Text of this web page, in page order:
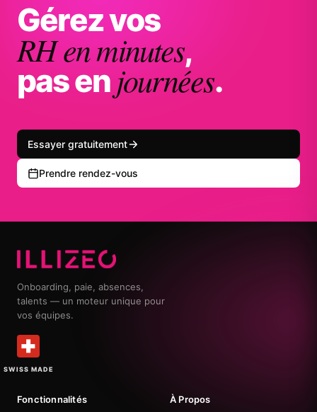
Gérez vos
RH en minutes,
pas enjournées.
Essayer gratuitement
Prendre rendez-vous
Onboarding, paie, absences,
talents — un moteur unique pour
vos équipes.
SWISS MADE
Fonctionnalités À Propos